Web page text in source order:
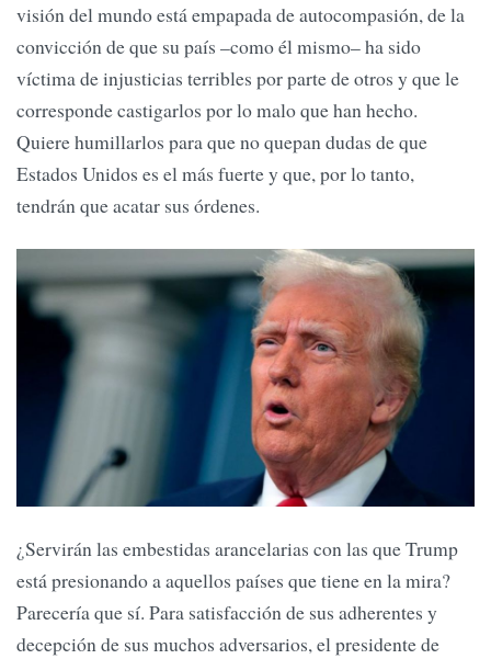
visión del mundo está empapada de autocompasión, de la
convicción de que su país –como él mismo– ha sido
víctima de injusticias terribles por parte de otros y que le
corresponde castigarlos por lo malo que han hecho.
Quiere humillarlos para que no quepan dudas de que
Estados Unidos es el más fuerte y que, por lo tanto,
tendrán que acatar sus órdenes.
¿Servirán las embestidas arancelarias con las que Trump
está presionando a aquellos países que tiene en la mira?
Parecería que sí. Para satisfacción de sus adherentes y
decepción de sus muchos adversarios, el presidente de